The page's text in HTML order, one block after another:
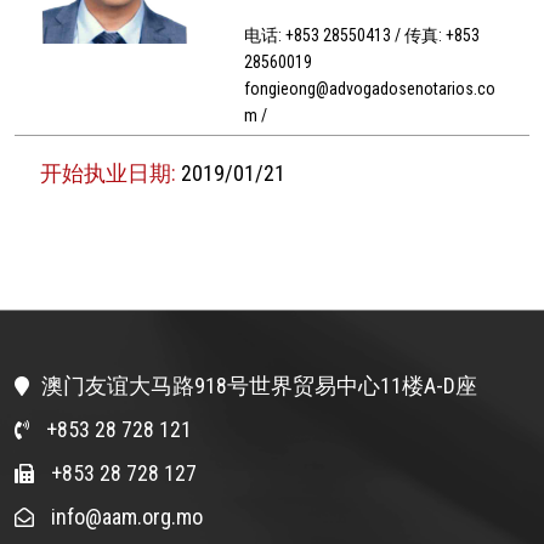
电话: +853 28550413 / 传真: +853
28560019
fongieong@advogadosenotarios.co
m /
开始执业日期: 2019/01/21
澳门友谊大马路918号世界贸易中心11楼A-D座
+853 28 728 121
+853 28 728 127
info@aam.org.mo